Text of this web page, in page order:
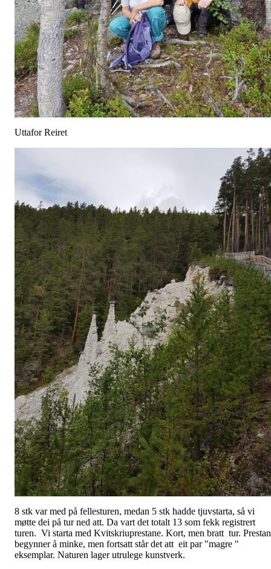
Uttafor Reiret
8 stk var med på fellesturen, medan 5 stk hadde tjuvstarta, så vi
møtte dei på tur ned att. Da vart det totalt 13 som fekk registrert
turen. Vi starta med Kvitskriuprestane. Kort, men bratt tur.
begynner å minke, men fortsatt står det att eit par "magre "
eksemplar. Naturen lager utrulege kunstverk.